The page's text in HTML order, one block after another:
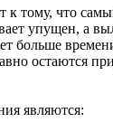
к тому, что
упущен, а
больше
остаются
являются: